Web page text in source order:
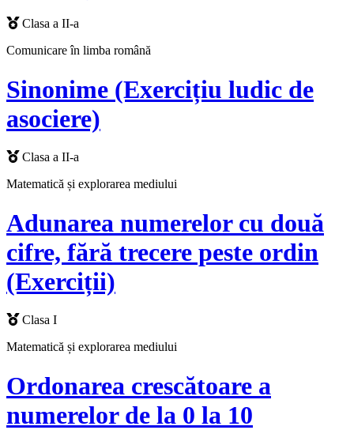
Clasa a II-a
Comunicare în limba română
Sinonime (Exercițiu ludic de
asociere)
Clasa a II-a
Matematică și explorarea mediului
Adunarea numerelor cu două
cifre, fără trecere peste ordin
(Exerciții)
Clasa I
Matematică și explorarea mediului
Ordonarea crescătoare a
numerelor de la 0 la 10